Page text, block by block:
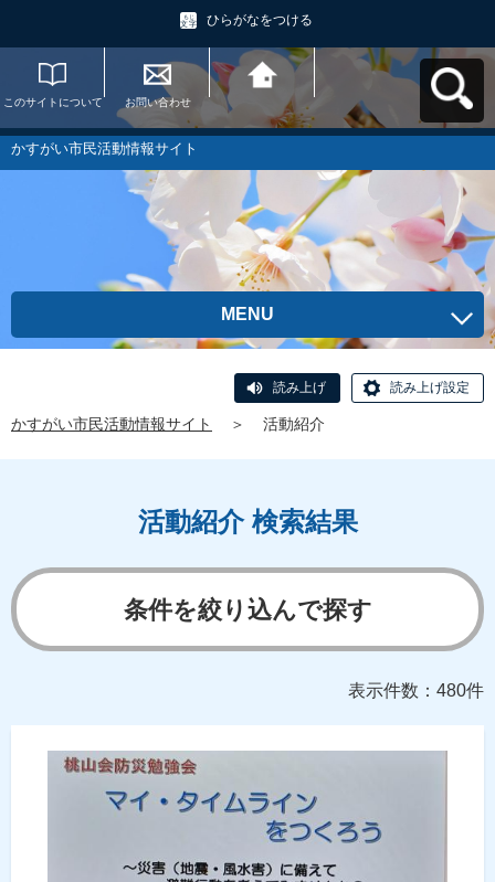
ひらがなをつける
このサイトについて お問い合わせ
かすがい市民活動情
報サイトへ戻る
かすがい市民活動情報サイト
MENU
読み上げ 読み上げ設定
かすがい市民活動情報サイト ＞ 活動紹介
活動紹介 検索結果
条件を絞り込んで探す
表示件数：480件